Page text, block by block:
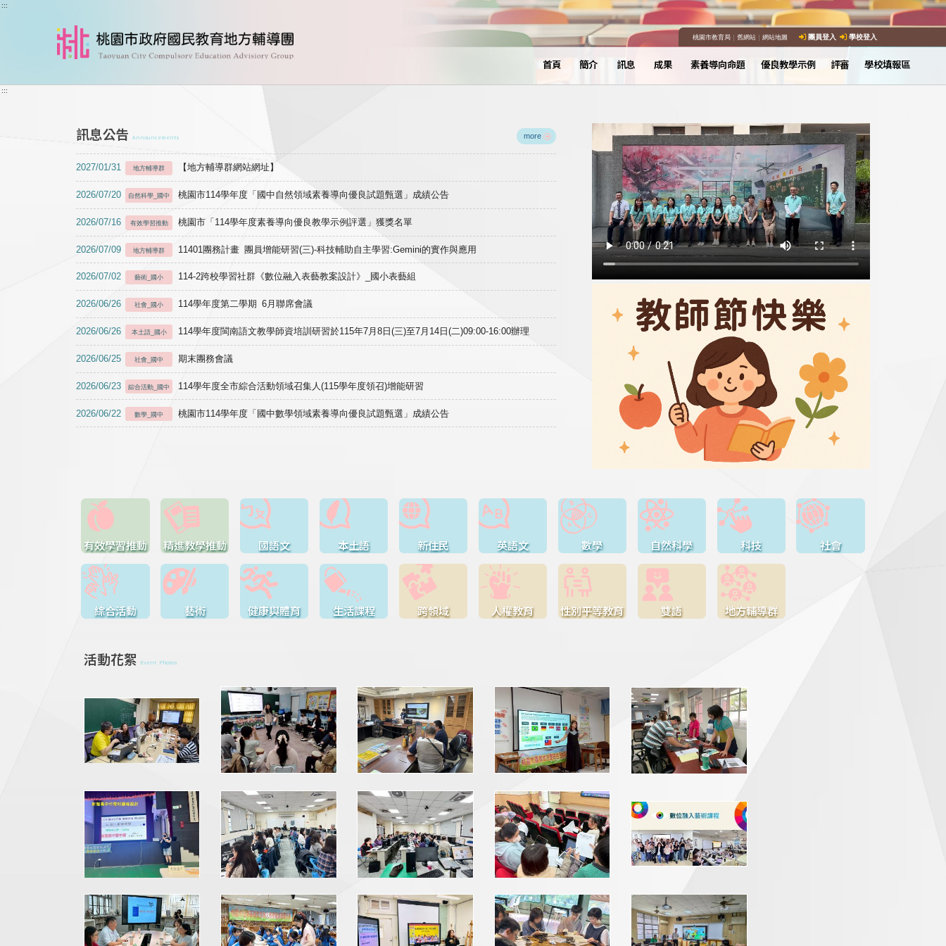
跳到主要內容
:::
桃園市教育局｜ 舊網站｜ 網站地圖 團員登入 學校登入
首頁 簡介 訊息 成果 素養導向命題 優良教學示例 評審 學校填報區
:::
訊息公告 Announcements more
2027/01/31 地方輔導群 【地方輔導群網站網址】
2026/07/20 自然科學_國中 桃園市114學年度「國中自然領域素養導向優良試題甄選」成績公告
2026/07/16 有效學習推動 桃園市「114學年度素養導向優良教學示例評選」獲獎名單
2026/07/09 地方輔導群 11401團務計畫 團員增能研習(三)-科技輔助自主學習:Gemini的實作與應用
2026/07/02 藝術_國小 114-2跨校學習社群《數位融入表藝教案設計》_國小表藝組
2026/06/26 社會_國小 114學年度第二學期 6月聯席會議
2026/06/26 本土語_國小 114學年度閩南語文教學師資培訓研習於115年7月8日(三)至7月14日(二)09:00-16:00辦理
2026/06/25 社會_國中 期末團務會議
2026/06/23 綜合活動_國中 114學年度全市綜合活動領域召集人(115學年度領召)增能研習
2026/06/22 數學_國中 桃園市114學年度「國中數學領域素養導向優良試題甄選」成績公告
有效學習推動 精進教學推動 國語文 本土語 新住民 英語文 數學 自然科學 科技 社會
綜合活動 藝術 健康與體育 生活課程 跨領域 人權教育 性別平等教育 雙語 地方輔導群
活動花絮 Event Photos